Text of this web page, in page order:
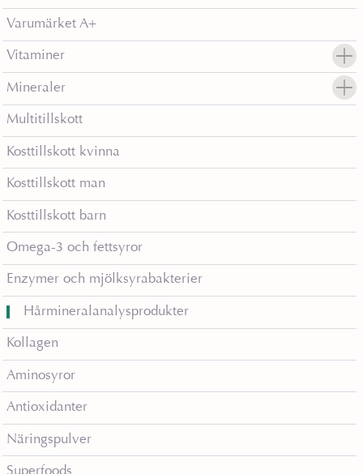
Varumärket A+
Vitaminer
Mineraler
Multitillskott
Kosttillskott kvinna
Kosttillskott man
Kosttillskott barn
Omega-3 och fettsyror
Enzymer och mjölksyrabakterier
Hårmineralanalysprodukter
Kollagen
Aminosyror
Antioxidanter
Näringspulver